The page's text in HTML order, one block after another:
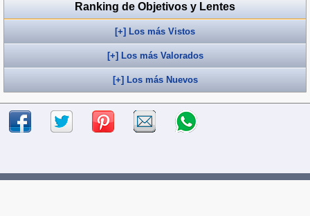
Ranking de Objetivos y Lentes
[+] Los más Vistos
[+] Los más Valorados
[+] Los más Nuevos